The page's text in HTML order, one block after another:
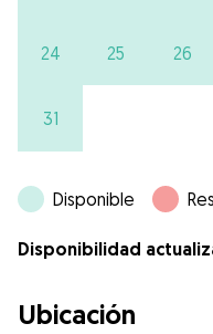
24 25 26
31
Disponible
Disponibilidad
Ubicación